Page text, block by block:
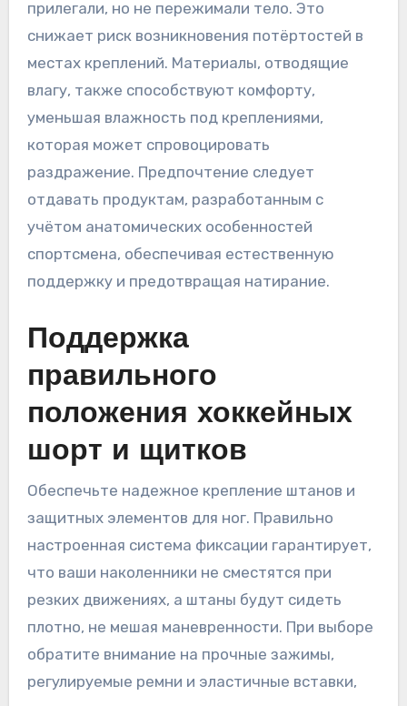
прилегали, но не пережимали тело. Это
снижает риск возникновения потёртостей в
местах креплений. Материалы, отводящие
влагу, также способствуют комфорту,
уменьшая влажность под креплениями,
которая может спровоцировать
раздражение. Предпочтение следует
отдавать продуктам, разработанным с
учётом анатомических особенностей
спортсмена, обеспечивая естественную
поддержку и предотвращая натирание.
Поддержка
правильного
положения хоккейных
шорт и щитков
Обеспечьте надежное крепление штанов и
защитных элементов для ног. Правильно
настроенная система фиксации гарантирует,
что ваши наколенники не сместятся при
резких движениях, а штаны будут сидеть
плотно, не мешая маневренности. При выборе
обратите внимание на прочные зажимы,
регулируемые ремни и эластичные вставки,